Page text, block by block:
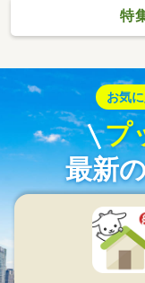
特
お気
プ
最新